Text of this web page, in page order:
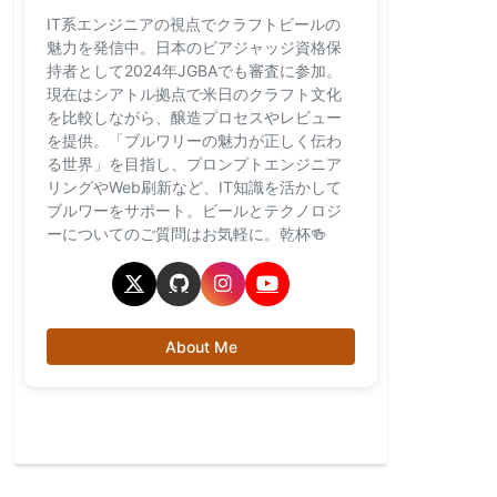
IT系エンジニアの視点でクラフトビールの
魅力を発信中。日本のビアジャッジ資格保
持者として2024年JGBAでも審査に参加。
現在はシアトル拠点で米日のクラフト文化
を比較しながら、醸造プロセスやレビュー
を提供。「ブルワリーの魅力が正しく伝わ
る世界」を目指し、プロンプトエンジニア
リングやWeb刷新など、IT知識を活かして
ブルワーをサポート。ビールとテクノロジ
ーについてのご質問はお気軽に。乾杯🍻
About Me